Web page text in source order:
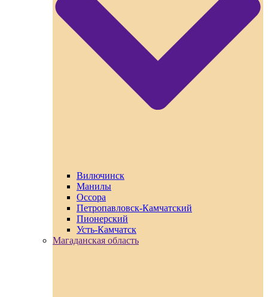
Вилючинск
Манилы
Оссора
Петропавловск-Камчатский
Пионерский
Усть-Камчатск
Магаданская область